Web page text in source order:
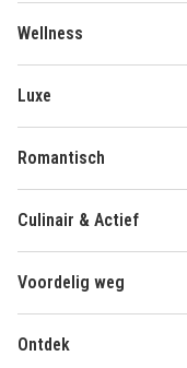
Wellness
Luxe
Romantisch
Culinair & Actief
Voordelig weg
Ontdek